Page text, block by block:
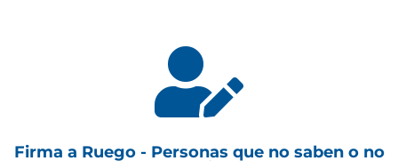

Firma a Ruego - Personas que no saben o no